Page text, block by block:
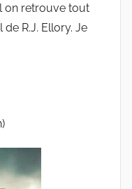
on retrouve tout
de R.J. Ellory. Je